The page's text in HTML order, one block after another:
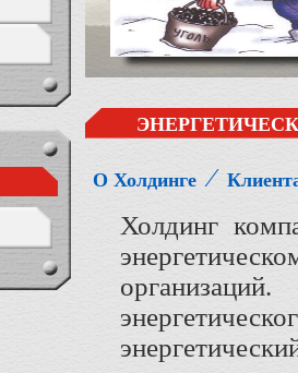
О Холдинге ⁄
Холдинг